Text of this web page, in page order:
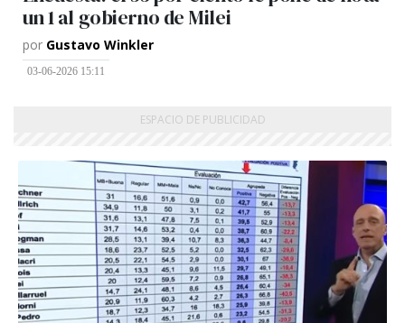
un 1 al gobierno de Milei
por Gustavo Winkler
03-06-2026 15:11